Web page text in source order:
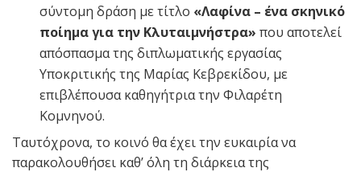
σύντομη δράση με τίτλο «Λαφίνα – ένα σκηνικό
ποίημα για την Κλυταιμνήστρα» που αποτελεί
απόσπασμα της διπλωματικής εργασίας
Υποκριτικής της Μαρίας Κεβρεκίδου, με
επιβλέπουσα καθηγήτρια την Φιλαρέτη
Κομνηνού.
Ταυτόχρονα, το κοινό θα έχει την ευκαιρία να
παρακολουθήσει καθ’ όλη τη διάρκεια της